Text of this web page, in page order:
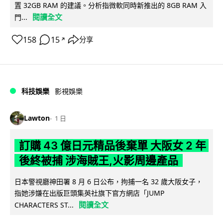
置 32GB RAM 的建議。分析指微軟同時新推出的 8GB RAM 入
門...
閱讀全文
158 15 ↗ 分享
科技娛樂 影視娛樂
Lawton 1 日
訂購 43 億日元精品後棄單 大阪女 2 年
後終被捕 涉海賊王,火影周邊產品
日本警視廳神田署 8 月 6 日公布，拘捕一名 32 歲大阪女子，
指她涉嫌在出版巨頭集英社旗下官方網店「JUMP
CHARACTERS ST...
閱讀全文